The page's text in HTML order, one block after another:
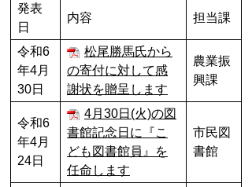
発表
日
内容 担当課
令和6
年4月
30日
松尾勝馬氏から
の寄付に対して感
謝状を贈呈します
農業振
興課
令和6
年4月
24日
4月30日(火)の図
書館記念日に『こ
ども図書館員』を
任命します
市民図
書館